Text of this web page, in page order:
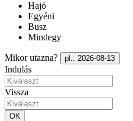
Hajó
Egyéni
Busz
Mindegy
Mikor utazna? pl.: 2026-08-13
Indulás
Vissza
OK